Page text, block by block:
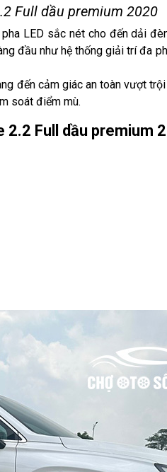
Full dầu premium 2020
LED sắc nét cho đến dải
đầu như hệ thống giải trí đa
đến cảm giác an toàn vượt
soát điểm mù.
2.2 Full dầu premium